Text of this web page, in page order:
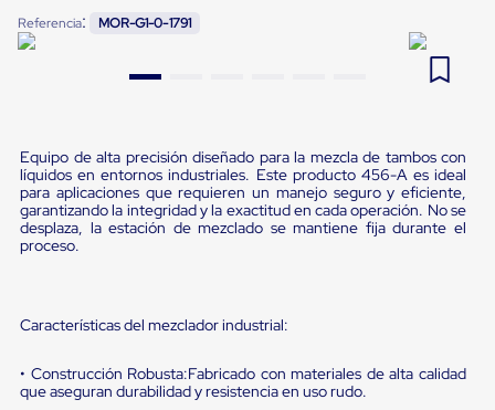
Pestañas
de
Borde
de
andén
Mecánicas
Pestañas
andén
Hidráulicas
de
patio
Referencia: MOR-G1-0-1791
Equipo de alta precisión diseñado para la mezcla de tambos con
líquidos en entornos industriales. Este producto 456-A es ideal
para aplicaciones que requieren un manejo seguro y eficiente,
garantizando la integridad y la exactitud en cada operación. No se
desplaza, la estación de mezclado se mantiene fija durante el
proceso.
Características del mezclador industrial:
• Construcción Robusta:Fabricado con materiales de alta calidad
que aseguran durabilidad y resistencia en uso rudo.
9.
flejadora